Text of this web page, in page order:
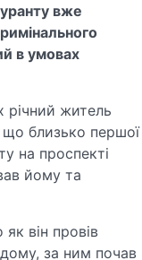
вже
в умовах
річний житель
що близько першої
на проспекті
йому та
він провів
за ним почав